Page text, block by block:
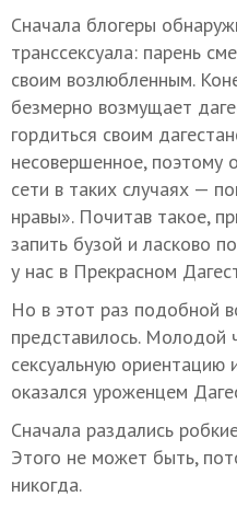
Сначала блогеры
транссексуала: парень
своим возлюбленным.
безмерно возмущает
гордиться своим
несовершенное,
сети в таких случаях —
нравы». Почитав такое,
запить бузой и ласково
у нас в Прекрасном
Но в этот раз подобной
представилось. Молодой
сексуальную ориентацию
оказался уроженцем
Сначала раздались
Этого не может быть,
никогда.